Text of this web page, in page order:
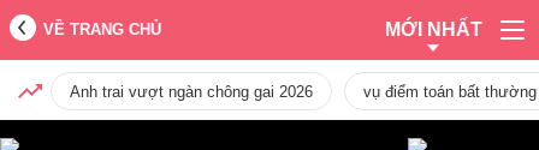
VỀ TRANG CHỦ MỚI NHẤT
Anh trai vượt ngàn chông gai 2026 vụ điểm toán bất